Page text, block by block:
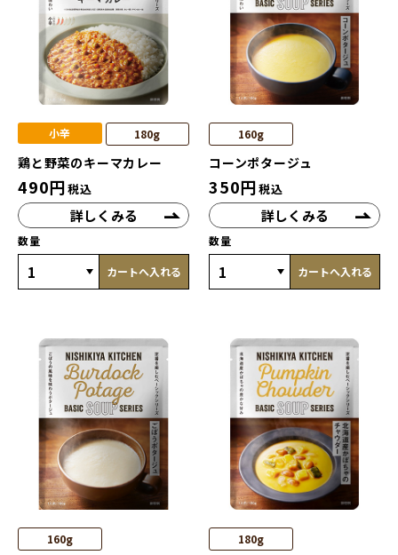
小辛 180g
鶏と野菜のキーマカレー
490円税込
詳しくみる
数量
カートへ入れる
160g
コーンポタージュ
350円税込
詳しくみる
数量
カートへ入れる
160g 180g